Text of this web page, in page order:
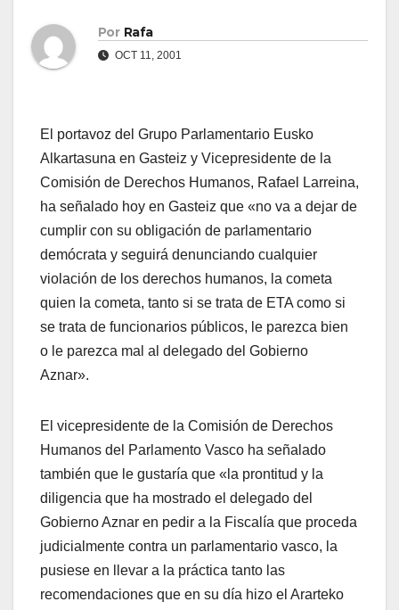
Por Rafa
OCT 11, 2001
El portavoz del Grupo Parlamentario Eusko
Alkartasuna en Gasteiz y Vicepresidente de la
Comisión de Derechos Humanos, Rafael Larreina,
ha señalado hoy en Gasteiz que «no va a dejar de
cumplir con su obligación de parlamentario
demócrata y seguirá denunciando cualquier
violación de los derechos humanos, la cometa
quien la cometa, tanto si se trata de ETA como si
se trata de funcionarios públicos, le parezca bien
o le parezca mal al delegado del Gobierno
Aznar».
El vicepresidente de la Comisión de Derechos
Humanos del Parlamento Vasco ha señalado
también que le gustarí­a que «la prontitud y la
diligencia que ha mostrado el delegado del
Gobierno Aznar en pedir a la Fiscalí­a que proceda
judicialmente contra un parlamentario vasco, la
pusiese en llevar a la práctica tanto las
recomendaciones que en su dí­a hizo el Ararteko